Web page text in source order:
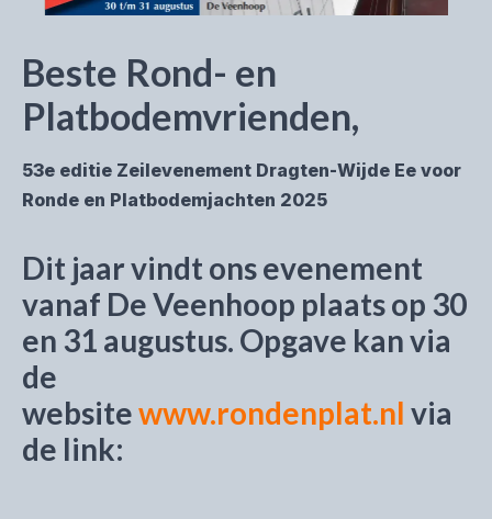
Beste Rond- en
Platbodemvrienden,
53e editie Zeilevenement Dragten-Wijde Ee voor
Ronde en Platbodemjachten 2025
Dit jaar vindt ons evenement
vanaf De Veenhoop plaats op 30
en 31 augustus. Opgave kan via
de
websitewww.rondenplat.nl via
de link: